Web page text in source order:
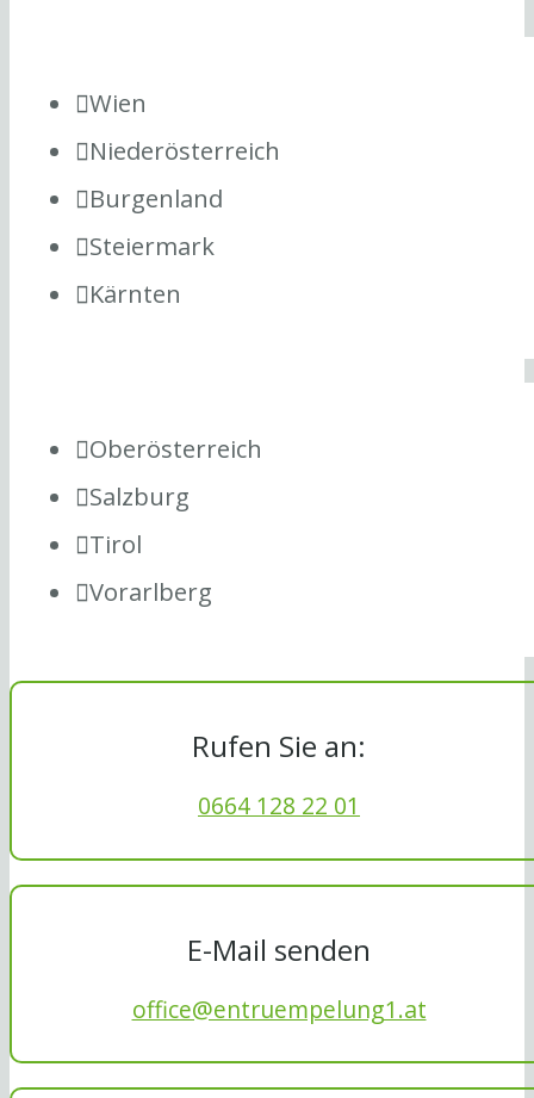
Wien
Niederösterreich
Burgenland
Steiermark
Kärnten
Oberösterreich
Salzburg
Tirol
Vorarlberg
Rufen Sie an:
0664 128 22 01
E-Mail senden
office@entruempelung1.at